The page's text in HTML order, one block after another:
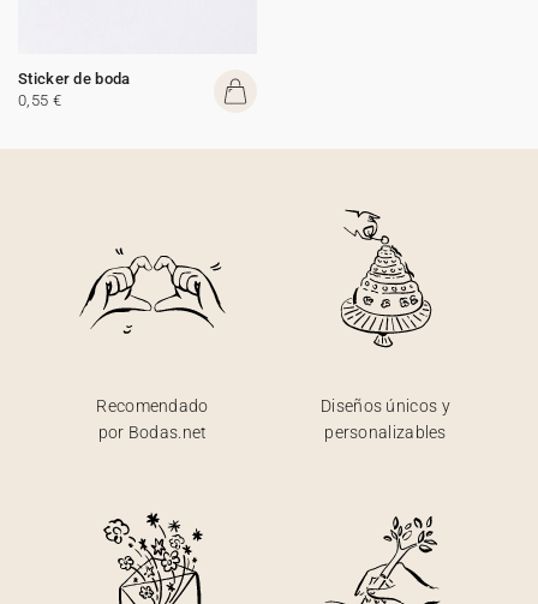
Sticker de boda
0,55 €
Recomendado
por Bodas.net
Diseños únicos y
personalizables